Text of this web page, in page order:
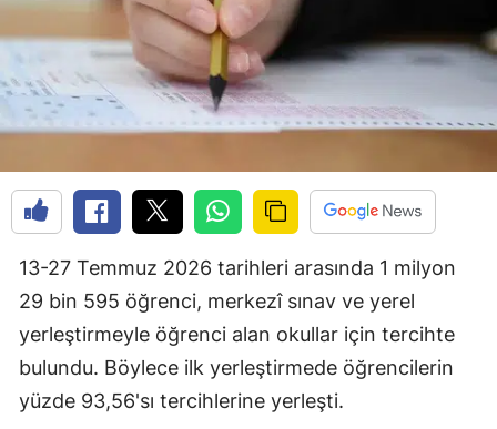
13-27 Temmuz 2026 tarihleri arasında 1 milyon
29 bin 595 öğrenci, merkezî sınav ve yerel
yerleştirmeyle öğrenci alan okullar için tercihte
bulundu. Böylece ilk yerleştirmede öğrencilerin
yüzde 93,56'sı tercihlerine yerleşti.